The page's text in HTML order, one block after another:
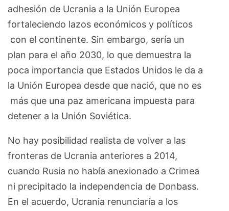
adhesión de Ucrania a la Unión Europea
fortaleciendo lazos económicos y políticos
con el continente. Sin embargo, sería un
plan para el año 2030, lo que demuestra la
poca importancia que Estados Unidos le da a
la Unión Europea desde que nació, que no es
más que una paz americana impuesta para
detener a la Unión Soviética.
No hay posibilidad realista de volver a las
fronteras de Ucrania anteriores a 2014,
cuando Rusia no había anexionado a Crimea
ni precipitado la independencia de Donbass.
En el acuerdo, Ucrania renunciaría a los